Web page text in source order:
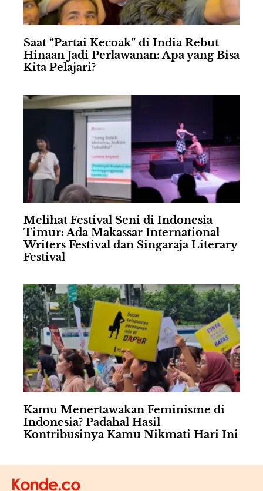
Saat “Partai Kecoak” di India Rebut
Hinaan Jadi Perlawanan: Apa yang Bisa
Kita Pelajari?
Melihat Festival Seni di Indonesia
Timur: Ada Makassar International
Writers Festival dan Singaraja Literary
Festival
Kamu Menertawakan Feminisme di
Indonesia? Padahal Hasil
Kontribusinya Kamu Nikmati Hari Ini